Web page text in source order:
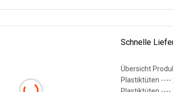
Schnelle
Übersicht
Plastiktüten ---- 25